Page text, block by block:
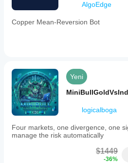
AlgoEdge
Copper Mean-Reversion Bot
Yeni
logicalboga
Four markets, one divergence, one
manage the risk automatically
$1449
-36%